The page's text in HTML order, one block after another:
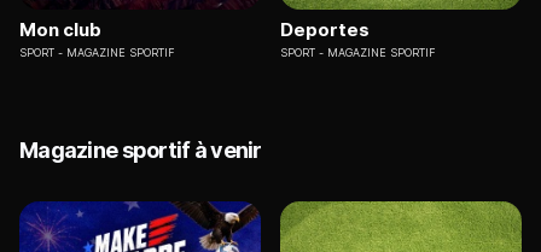
Mon club
SPORT MAGAZINE SPORTIF
Deportes
SPORT MAGAZINE SPORTIF
Magazine sportif à venir